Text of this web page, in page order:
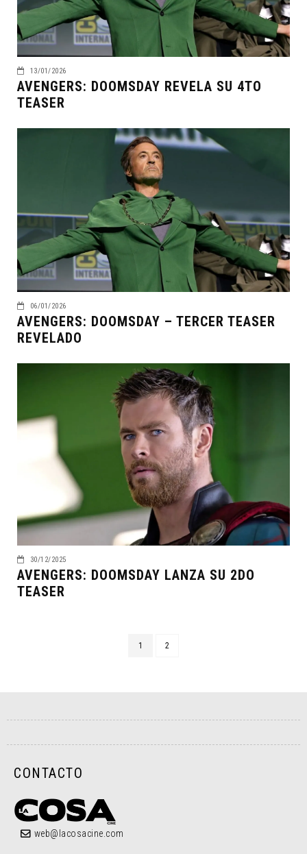
13/01/2026
AVENGERS: DOOMSDAY REVELA SU 4TO
TEASER
06/01/2026
AVENGERS: DOOMSDAY – TERCER TEASER
REVELADO
30/12/2025
AVENGERS: DOOMSDAY LANZA SU 2DO
TEASER
1 2
CONTACTO
web@lacosacine.com